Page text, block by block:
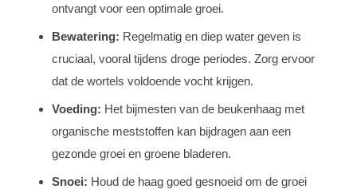
ontvangt voor een optimale groei.
Bewatering: Regelmatig en diep water geven is
cruciaal, vooral tijdens droge periodes. Zorg ervoor
dat de wortels voldoende vocht krijgen.
Voeding: Het bijmesten van de beukenhaag met
organische meststoffen kan bijdragen aan een
gezonde groei en groene bladeren.
Snoei: Houd de haag goed gesnoeid om de groei